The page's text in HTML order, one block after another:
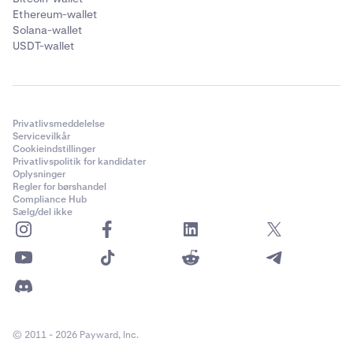
Ethereum-wallet
Solana-wallet
USDT-wallet
Privatlivsmeddelelse
Servicevilkår
Cookieindstillinger
Privatlivspolitik for kandidater
Oplysninger
Regler for børshandel
Compliance Hub
Sælg/del ikke
© 2011 - 2026 Payward, Inc.